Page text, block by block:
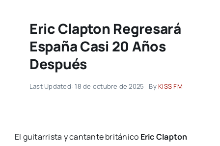
Eric Clapton Regresará
España Casi 20 Años
Después
Last Updated: 18 de octubre de 2025 By KISS FM
El guitarrista y cantante británico Eric Clapton